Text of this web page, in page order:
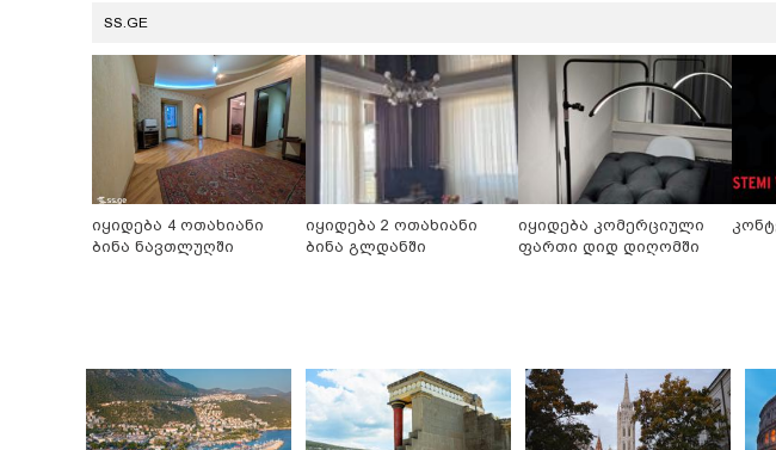
SS.GE
იყიდება 4 ოთახიანი
ბინა ნავთლუღში
იყიდება 2 ოთახიანი
ბინა გლდანში
იყიდება კომერციული
ფართი დიდ დიღომში